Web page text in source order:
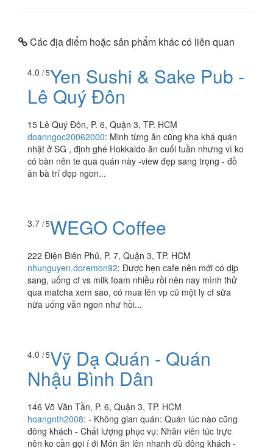
Các địa điểm hoặc sản phẩm khác có liên quan
4.0 / 5Yen Sushi & Sake Pub -
Lê Quý Đôn
15 Lê Quý Đôn, P. 6, Quận 3, TP. HCM
doanngoc20062000: Minh từng ăn cũng kha khá quán
nhật ở SG , định ghé Hokkaido ăn cuối tuần nhưng vì ko
có bàn nên te qua quán này -view đẹp sang trọng - đồ
ăn bà trí đẹp ngon...
3.7/ 5 WEGO Coffee
222 Điện Biên Phủ, P. 7, Quận 3, TP. HCM
nữa uống vẫn ngon như hồi...
4.0 / 5Vỹ Dạ Quán - Quán
Nhậu Bình Dân